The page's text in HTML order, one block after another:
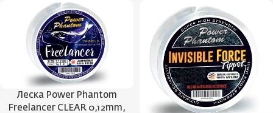
Леска Power Phantom
Freelancer CLEAR 0,12mm,